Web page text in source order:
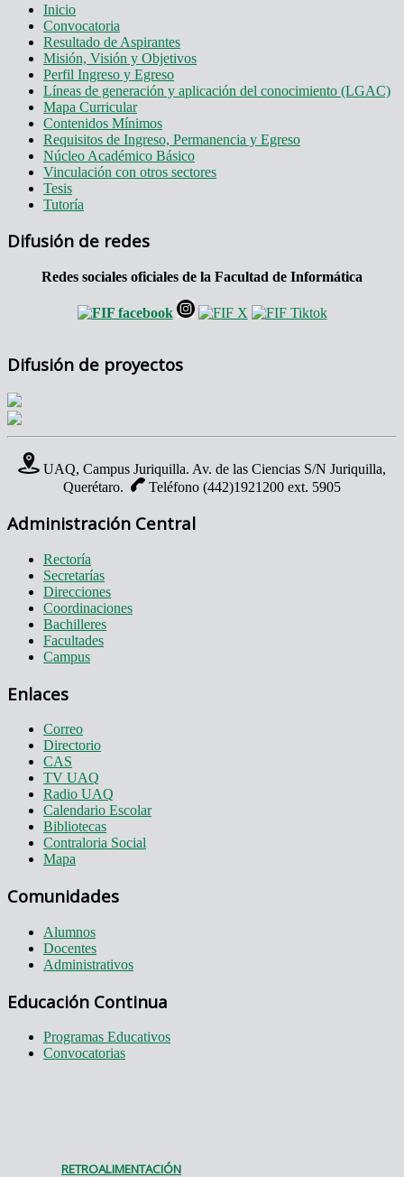
Inicio
Convocatoria
Resultado de Aspirantes
Misión, Visión y Objetivos
Perfil Ingreso y Egreso
Líneas de generación y aplicación del conocimiento (LGAC)
Mapa Curricular
Contenidos Mínimos
Requisitos de Ingreso, Permanencia y Egreso
Núcleo Académico Básico
Vinculación con otros sectores
Tesis
Tutoría
Difusión de redes
Redes sociales oficiales de la Facultad de Informática
Difusión de proyectos
UAQ, Campus Juriquilla. Av. de las Ciencias S/N Juriquilla,
Querétaro.
Teléfono (442)1921200 ext. 5905
Administración Central
Rectoría
Secretarías
Direcciones
Coordinaciones
Bachilleres
Facultades
Campus
Enlaces
Correo
Directorio
CAS
TV UAQ
Radio UAQ
Calendario Escolar
Bibliotecas
Contraloria Social
Mapa
Comunidades
Alumnos
Docentes
Administrativos
Educación Continua
Programas Educativos
Convocatorias
RETROALIMENTACIÓN